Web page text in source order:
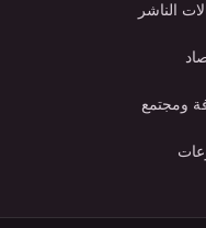
الناشر
ومجتمع